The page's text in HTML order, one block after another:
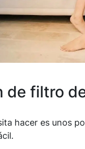
de filtro
hacer es unos